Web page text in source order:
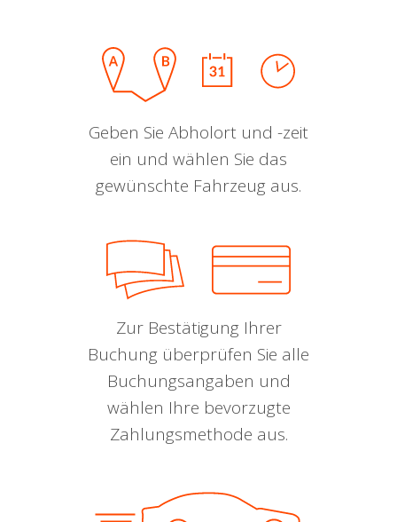
Geben Sie Abholort und -zeit
ein und wählen Sie das
gewünschte Fahrzeug aus.
Zur Bestätigung Ihrer
Buchung überprüfen Sie alle
Buchungsangaben und
wählen Ihre bevorzugte
Zahlungsmethode aus.